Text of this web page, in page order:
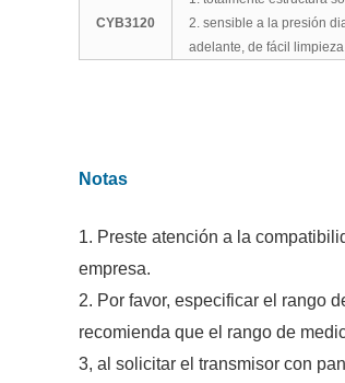
CYB3120
2. sensible a la presión
adelante, de fácil
Notas
1. Preste atención a la
empresa.
2. Por favor, especificar el rango
recomienda que el rango de
3, al solicitar el transmisor con